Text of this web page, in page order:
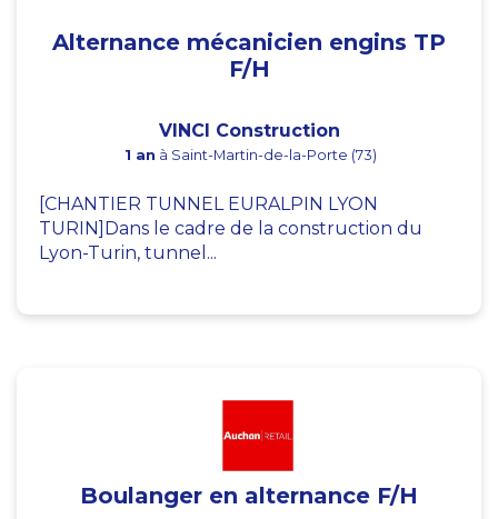
Alternance mécanicien engins TP
F/H
VINCI Construction
1 an à Saint-Martin-de-la-Porte (73)
[CHANTIER TUNNEL EURALPIN LYON
TURIN]Dans le cadre de la construction du
Lyon-Turin, tunnel...
Boulanger en alternance F/H